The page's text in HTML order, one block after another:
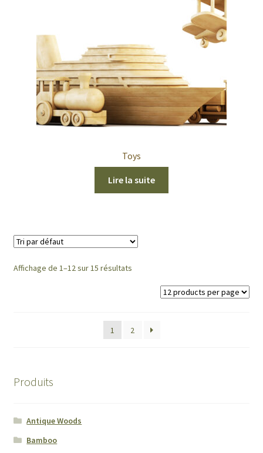
Toys
Lire la suite
Affichage de 1–12 sur 15 résultats
1 2
Produits
Antique Woods
Bamboo